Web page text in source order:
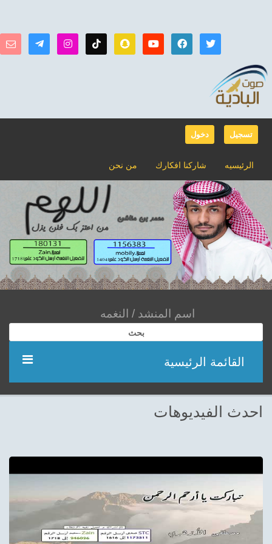
دخول تسجيل
من نحن شاركنا افكارك الرئيسيه
بحث
القائمة الرئيسية
مؤديين
ادعية
احدث الفيديوهات
احدث الفيديوهات